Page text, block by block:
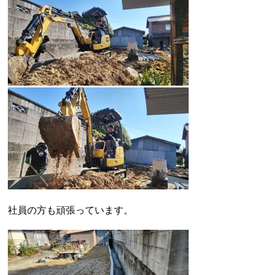
社員の方も頑張っています。